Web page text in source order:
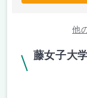
他
藤女子大